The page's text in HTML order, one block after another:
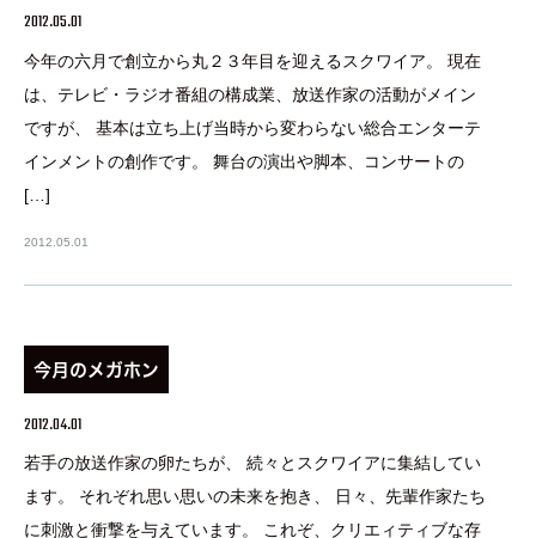
2012.05.01
今年の六月で創立から丸２３年目を迎えるスクワイア。 現在
は、テレビ・ラジオ番組の構成業、放送作家の活動がメイン
ですが、 基本は立ち上げ当時から変わらない総合エンターテ
インメントの創作です。 舞台の演出や脚本、コンサートの
[…]
2012.05.01
今月のメガホン
2012.04.01
若手の放送作家の卵たちが、 続々とスクワイアに集結してい
ます。 それぞれ思い思いの未来を抱き、 日々、先輩作家たち
に刺激と衝撃を与えています。 これぞ、クリエィティブな存